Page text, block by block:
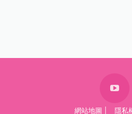
網站地圖 隱私